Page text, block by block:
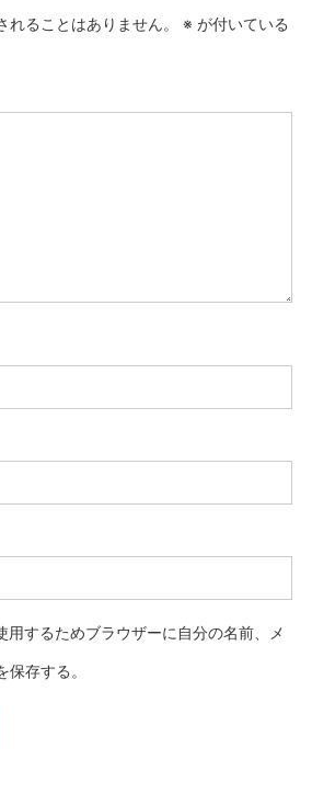
れることはありません。 ※ が付いている
用するためブラウザーに自分の名前、メ
存する。